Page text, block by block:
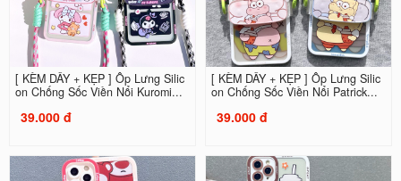
[ KÈM DÂY + KẸP ] Ốp Lưng Silic
on Chống Sốc Viền Nổi Kuromi...
39.000 đ
[ KÈM DÂY + KẸP ] Ốp Lưng Silic
on Chống Sốc Viền Nổi Patrick...
39.000 đ